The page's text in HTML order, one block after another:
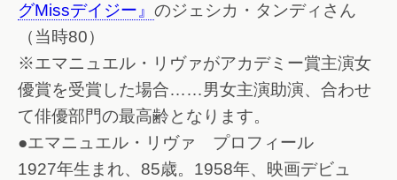
グMissデイジー』 のジェシカ・タンディさん
（当時80）
※エマニュエル・リヴァがアカデミー賞主演女
優賞を受賞した場合……男女主演助演、合わせ
て俳優部門の最高齢となります。
●エマニュエル・リヴァ プロフィール
1927年生まれ、85歳。1958年、映画デビュ